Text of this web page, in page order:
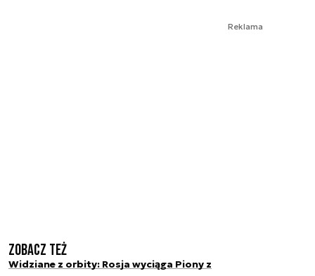
Reklama
Zobacz też
Widziane z orbity: Rosja wyciąga Piony z